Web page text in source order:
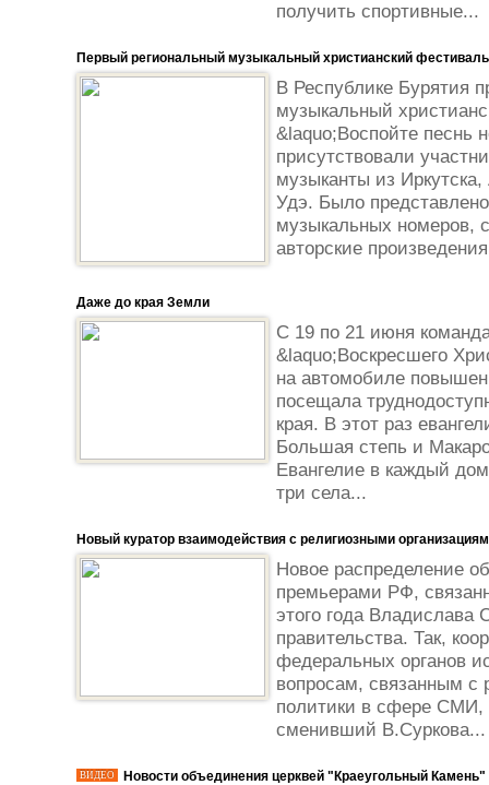
получить спортивные...
Первый региональный музыкальный христианский
В Республике Бурятия
музыкальный
&laquo;Воспойте песнь
присутствовали
музыканты из
Удэ. Было
музыкальных номеров,
авторские
Даже до края Земли
С 19 по 21 июня
&laquo;Воскресшего
на автомобиле
посещала
края. В этот раз
Большая степь и
Евангелие в каждый
три села...
Новый куратор взаимодействия с религиозными
Новое распределение
премьерами РФ,
этого года Владислава
правительства. Так,
федеральных органов
вопросам, связанным с
политики в сфере СМИ,
сменивший В.Суркова...
ВИДЕО Новости объединения церквей "Краеугольный Камень"